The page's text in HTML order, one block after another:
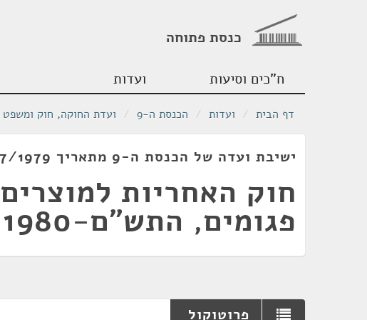
כנסת פתוחה
ח"כים וסיעות ועדות
דף הבית / ועדות / הכנסת ה-9 / ועדת החוקה, חוק ומשפט
ישיבת ועדה של הכנסת ה-9 מתאריך 09/07/1979
חוק האחריות למוצרים
פגומים, התש"ם-1980
פרוטוקול